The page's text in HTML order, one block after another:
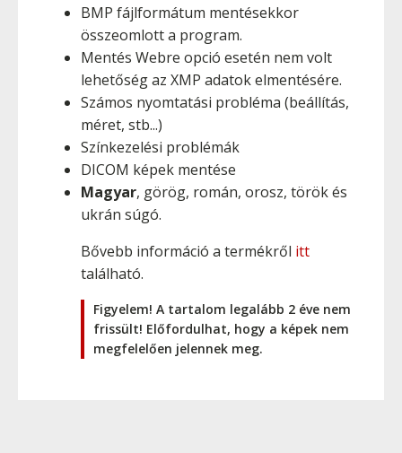
BMP fájlformátum mentésekkor
összeomlott a program.
Mentés Webre opció esetén nem volt
lehetőség az XMP adatok elmentésére.
Számos nyomtatási probléma (beállítás,
méret, stb...)
Színkezelési problémák
DICOM képek mentése
Magyar, görög, román, orosz, török és
ukrán súgó.
Bővebb információ a termékről itt
található.
Figyelem! A tartalom legalább 2 éve nem
frissült! Előfordulhat, hogy a képek nem
megfelelően jelennek meg.